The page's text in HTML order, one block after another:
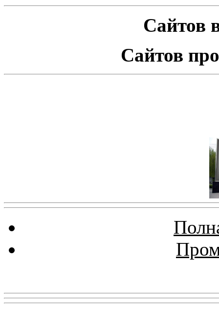
Сайтов
Сайтов